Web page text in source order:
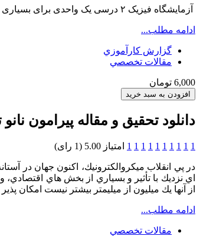
آزمایشگاه فیزیک ۲ درسی یک واحدی برای بسیاری از رشته های مهندسی و به خصوص رشتۀ مکانیک است
ادامه مطلب...
گزارش کارآموزي
مقالات تخصصي
6,000 تومان
دانلود تحقیق و مقاله پیرامون
1
1
1
1
1
1
1
1
1
1 امتیاز 5.00 (1 رای)
در پي انقلاب ميكروالكترونيك، اكنون جهان در
اي نزديك با تأثير و بسياري از بخش هاي
از آنها يك ميليون از ميليمتر بيشتر نيست امكان
ادامه مطلب...
مقالات تخصصي